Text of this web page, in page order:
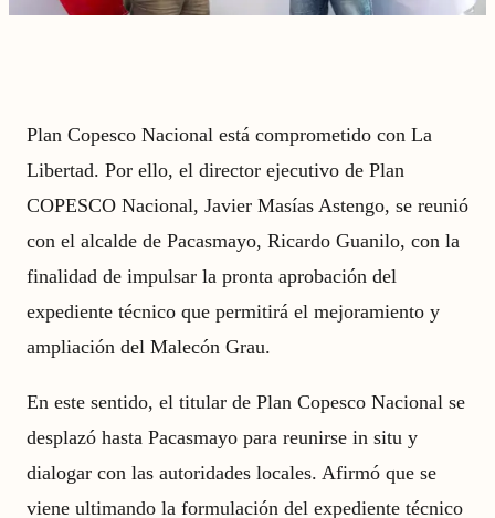
Plan Copesco Nacional está comprometido con La
Libertad. Por ello, el director ejecutivo de Plan
COPESCO Nacional, Javier Masías Astengo, se reunió
con el alcalde de Pacasmayo, Ricardo Guanilo, con la
finalidad de impulsar la pronta aprobación del
expediente técnico que permitirá el mejoramiento y
ampliación del Malecón Grau.
En este sentido, el titular de Plan Copesco Nacional se
desplazó hasta Pacasmayo para reunirse in situ y
dialogar con las autoridades locales. Afirmó que se
viene ultimando la formulación del expediente técnico